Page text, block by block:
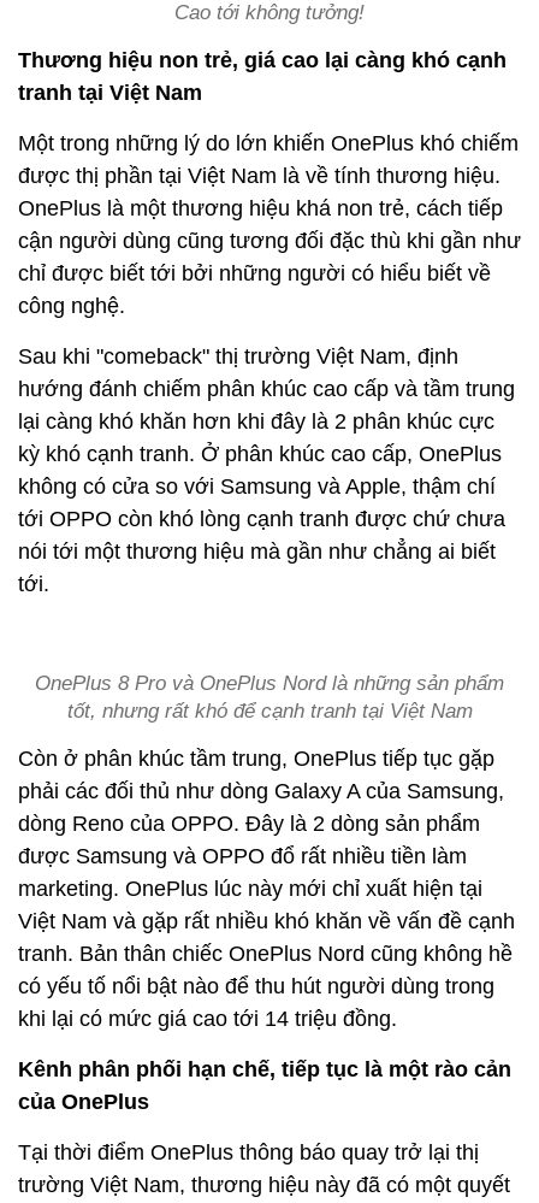
Cao tới không tưởng!
Thương hiệu non trẻ, giá cao lại càng khó cạnh
tranh tại Việt Nam
Một trong những lý do lớn khiến OnePlus khó chiếm
được thị phần tại Việt Nam là về tính thương hiệu.
OnePlus là một thương hiệu khá non trẻ, cách tiếp
cận người dùng cũng tương đối đặc thù khi gần như
chỉ được biết tới bởi những người có hiểu biết về
công nghệ.
Sau khi "comeback" thị trường Việt Nam, định
hướng đánh chiếm phân khúc cao cấp và tầm trung
lại càng khó khăn hơn khi đây là 2 phân khúc cực
kỳ khó cạnh tranh. Ở phân khúc cao cấp, OnePlus
không có cửa so với Samsung và Apple, thậm chí
tới OPPO còn khó lòng cạnh tranh được chứ chưa
nói tới một thương hiệu mà gần như chẳng ai biết
tới.
OnePlus 8 Pro và OnePlus Nord là những sản phẩm
tốt, nhưng rất khó để cạnh tranh tại Việt Nam
Còn ở phân khúc tầm trung, OnePlus tiếp tục gặp
phải các đối thủ như dòng Galaxy A của Samsung,
dòng Reno của OPPO. Đây là 2 dòng sản phẩm
được Samsung và OPPO đổ rất nhiều tiền làm
marketing. OnePlus lúc này mới chỉ xuất hiện tại
Việt Nam và gặp rất nhiều khó khăn về vấn đề cạnh
tranh. Bản thân chiếc OnePlus Nord cũng không hề
có yếu tố nổi bật nào để thu hút người dùng trong
khi lại có mức giá cao tới 14 triệu đồng.
Kênh phân phối hạn chế, tiếp tục là một rào cản
của OnePlus
Tại thời điểm OnePlus thông báo quay trở lại thị
trường Việt Nam, thương hiệu này đã có một quyết